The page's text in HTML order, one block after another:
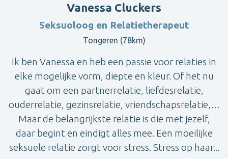
Vanessa Cluckers
Seksuoloog en Relatietherapeut
Tongeren (78km)
Ik ben Vanessa en heb een passie voor relaties in
elke mogelijke vorm, diepte en kleur. Of het nu
gaat om een partnerrelatie, liefdesrelatie,
ouderrelatie, gezinsrelatie, vriendschapsrelatie,…
Maar de belangrijkste relatie is die met jezelf,
daar begint en eindigt alles mee. Een moeilijke
seksuele relatie zorgt voor stress. Stress op haar...